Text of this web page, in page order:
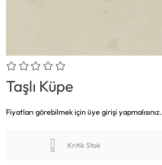
Taşlı Küpe
Fiyatları görebilmek için üye girişi yapmalısınız.
Kritik Stok